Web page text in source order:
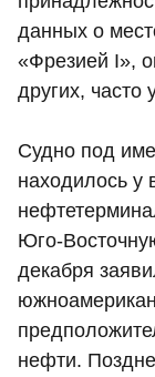
данных о
«Фрезией I»,
других, часто
Судно под
находилось у
Юго-
декабря
нефти.